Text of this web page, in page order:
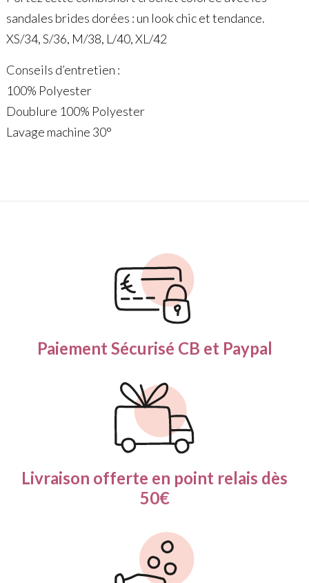
sandales brides dorées : un look chic et tendance.
XS/34, S/36, M/38, L/40, XL/42
Conseils d’entretien :
100% Polyester
Doublure 100% Polyester
Lavage machine 30°
Paiement Sécurisé CB et Paypal
Livraison offerte en point relais dès
50€